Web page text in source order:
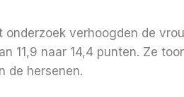
onderzoek verhoogden de
11,9 naar 14,4 punten. Ze
de hersenen.